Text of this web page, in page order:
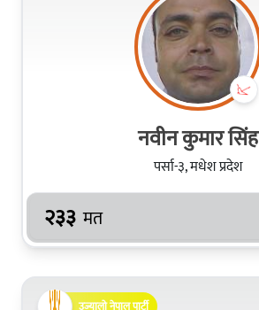
नवीन कुमार सिंह
पर्सा-३, मधेश प्रदेश
२३३ मत
उज्यालो नेपाल पार्टी